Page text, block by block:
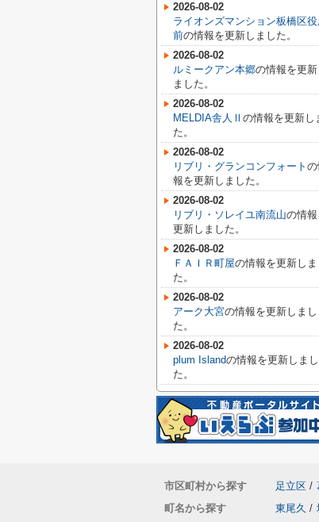
2026-08-02
ライオンズマンション板橋区
前の情報を更新しました。
2026-08-02
ルミークアン本郷の情報を更新
ました。
2026-08-02
MELDIA舎人Ⅱ の情報を更新し
た。
2026-08-02
リブリ・グランコンフォート
報を更新しました。
2026-08-02
リブリ・ソレイユ南流山の情報
更新しました。
2026-08-02
ＦＡＩＲ町屋の情報を更新しま
た。
2026-08-02
アーク大宮の情報を更新しまし
た。
2026-08-02
plum Islandの情報を更新しまし
た。
市区町村から探す 足立区 /
町名から探す
東尾久 /